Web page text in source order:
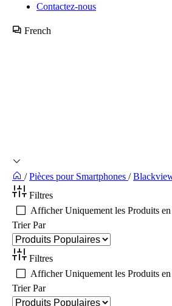
Contactez-nous
French
/ Pièces pour Smartphones /
Filtres
Afficher Uniquement les Produits
Trier Par
Filtres
Afficher Uniquement les Produits
Trier Par